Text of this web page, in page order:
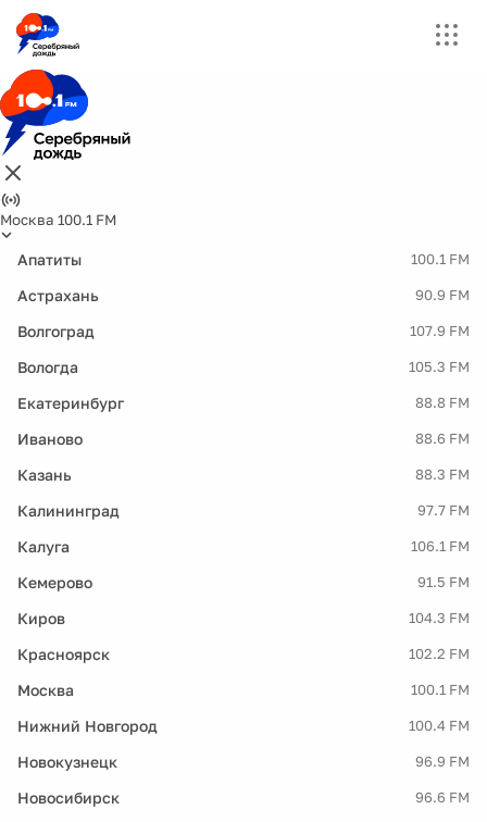
Москва 100.1 FM
Апатиты 100.1 FM
Астрахань 90.9 FM
Волгоград 107.9 FM
Вологда 105.3 FM
Екатеринбург 88.8 FM
Иваново 88.6 FM
Казань 88.3 FM
Калининград 97.7 FM
Калуга 106.1 FM
Кемерово 91.5 FM
Киров 104.3 FM
Красноярск 102.2 FM
Москва 100.1 FM
Нижний Новгород 100.4 FM
Новокузнецк 96.9 FM
Новосибирск 96.6 FM